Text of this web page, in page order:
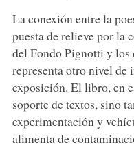
La conexión entre la
puesta de relieve por la
del Fondo Pignotti y
representa otro nivel de
exposición. El libro, en
soporte de textos, sino
experimentación y
alimenta de